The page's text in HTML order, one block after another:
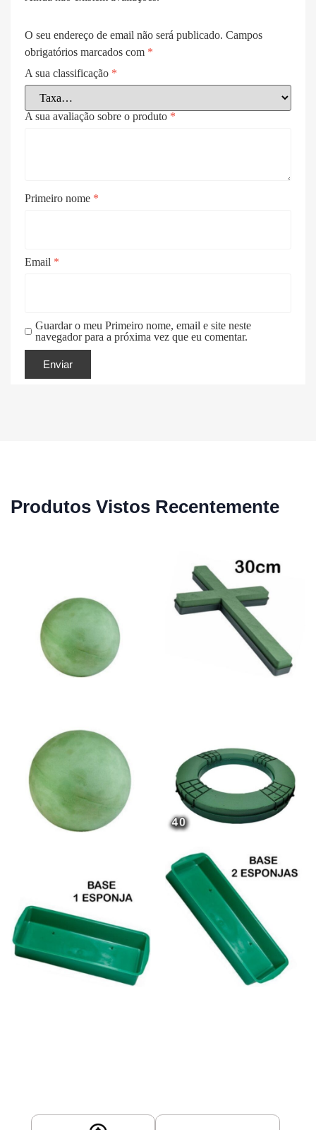
O seu endereço de email não será publicado. Campos
obrigatórios marcados com *
A sua classificação *
A sua avaliação sobre o produto *
Primeiro nome *
Email *
Guardar o meu Primeiro nome, email e site neste
navegador para a próxima vez que eu comentar.
Produtos Vistos Recentemente